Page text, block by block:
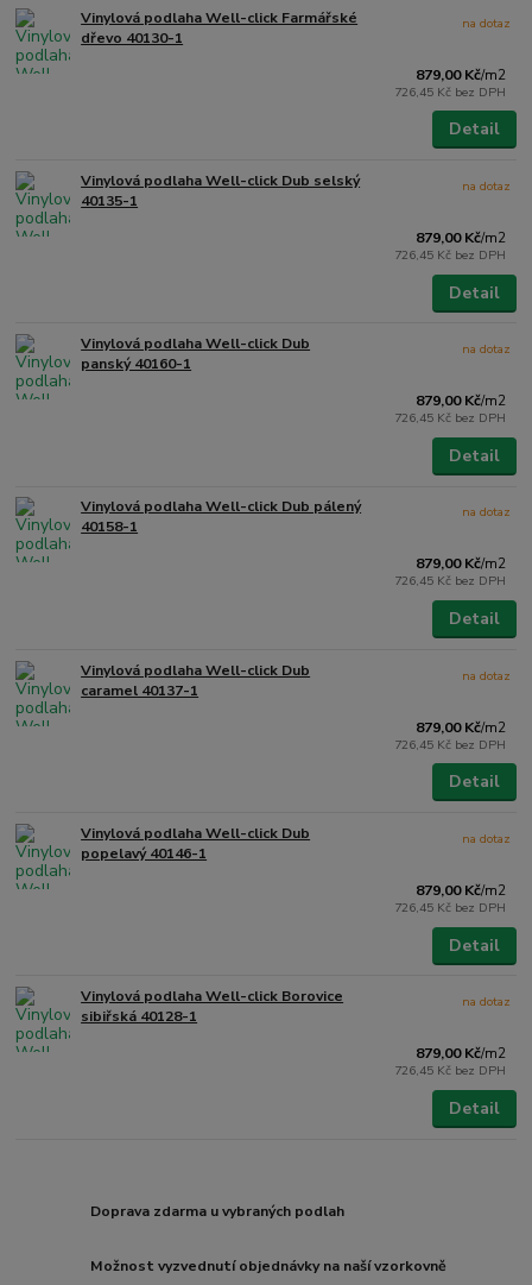
Vinylová podlaha Well-click Farmářské
dřevo 40130-1
879,00 Kč/m2
726,45 Kč bez DPH
na dotaz
Detail
Vinylová podlaha Well-click Dub selský
40135-1
879,00 Kč/m2
726,45 Kč bez DPH
na dotaz
Detail
Vinylová podlaha Well-click Dub
panský 40160-1
879,00 Kč/m2
726,45 Kč bez DPH
na dotaz
Detail
Vinylová podlaha Well-click Dub pálený
40158-1
879,00 Kč/m2
726,45 Kč bez DPH
na dotaz
Detail
Vinylová podlaha Well-click Dub
caramel 40137-1
879,00 Kč/m2
726,45 Kč bez DPH
na dotaz
Detail
Vinylová podlaha Well-click Dub
popelavý 40146-1
879,00 Kč/m2
726,45 Kč bez DPH
na dotaz
Detail
Vinylová podlaha Well-click Borovice
sibiřská 40128-1
879,00 Kč/m2
726,45 Kč bez DPH
na dotaz
Detail
Doprava zdarma u vybraných podlah
Možnost vyzvednutí objednávky na naší vzorkovně